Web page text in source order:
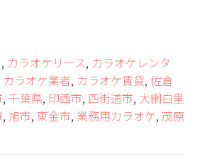
, カラオケリース, カラオケレンタ
カラオケ業者, カラオケ賃貸, 佐倉
, 千葉県, 印西市, 四街道市, 大網白里
, 旭市, 東金市, 業務用カラオケ, 茂原